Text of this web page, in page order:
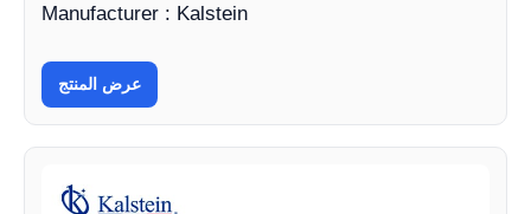
Manufacturer : Kalstein
عرض المنتج